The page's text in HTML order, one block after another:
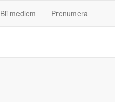
Bli medlem Prenumera